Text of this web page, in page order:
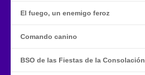
El fuego, un enemigo feroz
Comando canino
BSO de las Fiestas de la Consolación